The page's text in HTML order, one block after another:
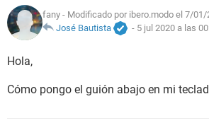
fany - Modificado por ibero.modo el 7/01/
José Bautista
- 5 jul 2020 a las
Hola,
Cómo pongo el guión abajo en mi